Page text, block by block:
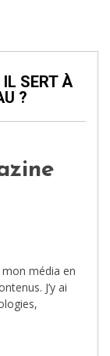
IL SERT À
?
média en
J’y ai